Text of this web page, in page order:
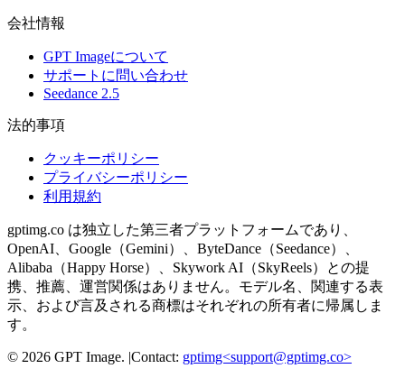
会社情報
GPT Imageについて
サポートに問い合わせ
Seedance 2.5
法的事項
クッキーポリシー
プライバシーポリシー
利用規約
gptimg.co は独立した第三者プラットフォームであり、
OpenAI、Google（Gemini）、ByteDance（Seedance）、
Alibaba（Happy Horse）、Skywork AI（SkyReels）との提
携、推薦、運営関係はありません。モデル名、関連する表
示、および言及される商標はそれぞれの所有者に帰属しま
す。
© 2026 GPT Image. |Contact: gptimg<support@gptimg.co>